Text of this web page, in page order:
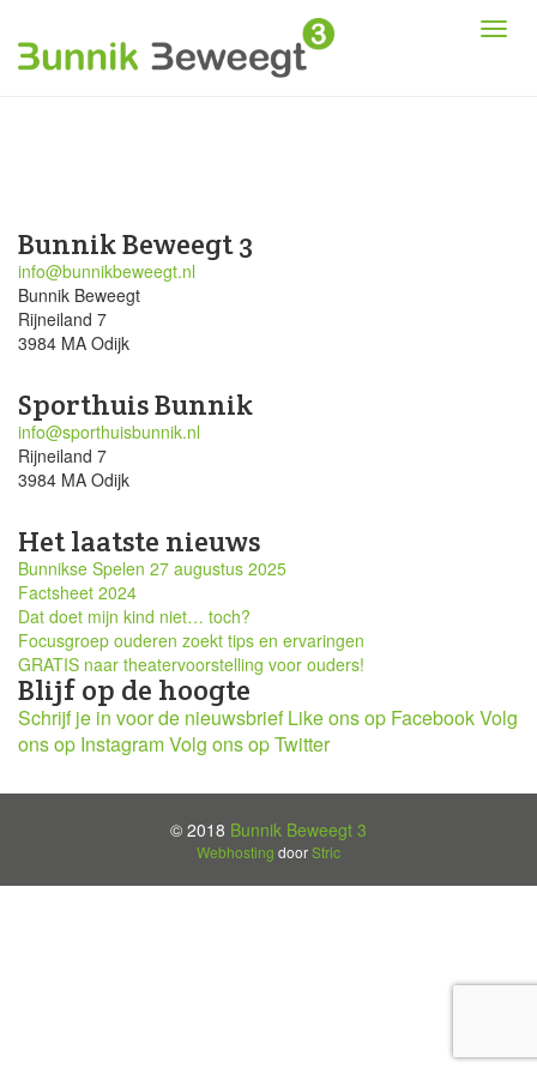
Bunnik Beweegt 3
info@bunnikbeweegt.nl
Bunnik Beweegt
Rijneiland 7
3984 MA Odijk
Sporthuis Bunnik
info@sporthuisbunnik.nl
Rijneiland 7
3984 MA Odijk
Het laatste nieuws
Bunnikse Spelen 27 augustus 2025
Factsheet 2024
Dat doet mijn kind niet… toch?
Focusgroep ouderen zoekt tips en ervaringen
GRATIS naar theatervoorstelling voor ouders!
Blijf op de hoogte
Schrijf je in voor de nieuwsbrief Like ons op FacebookVolg
ons op InstagramVolg ons op Twitter
© 2018 Bunnik Beweegt 3
Webhosting doorStric